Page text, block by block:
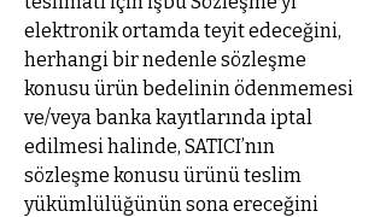
elektronik ortamda teyit edeceğini,
herhangi bir nedenle sözleşme
konusu ürün bedelinin ödenmemesi
ve/veya banka kayıtlarında iptal
edilmesi halinde, SATICI’nın
sözleşme konusu ürünü teslim
yükümlülüğünün sona ereceğini